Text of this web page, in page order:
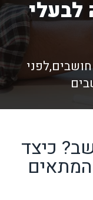
כיצד